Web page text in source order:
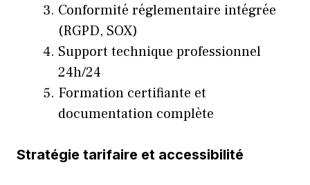
Conformité réglementaire intégrée
(RGPD, SOX)
Support technique professionnel
24h/24
Formation certifiante et
documentation complète
Stratégie tarifaire et accessibilité